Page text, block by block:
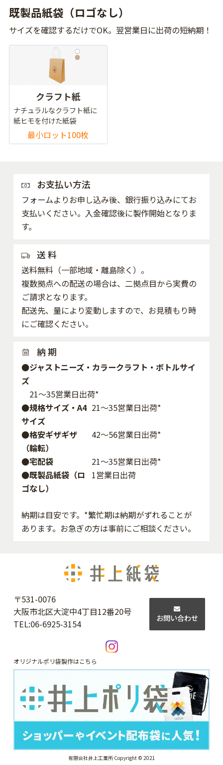
既製品紙袋（ロゴなし）
サイズを確認するだけでOK。翌営業日に出荷の短納期！
クラフト紙
ナチュラルなクラフト紙に
紙ヒモを付けた紙袋
最小ロット100枚
お支払い方法
フォームよりお申し込み後、銀行振り込みにてお
支払いください。入金確認後に製作開始となりま
す。
送 料
送料無料（一部地域・離島除く）。
複数拠点への配送の場合は、二拠点目から実費の
ご請求となります。
配送先、量により変動しますので、お見積もり時
にご確認ください。
納 期
●ジャストニーズ・カラークラフト・ボトルサイ
ズ
21～35営業日出荷*
●規格サイズ・A4
サイズ
21～35営業日出荷*
●格安ギザギザ
（輪転）
42〜56営業日出荷*
●宅配袋
21～35営業日出荷*
●既製品紙袋（ロ
ゴなし）
1営業日出荷
納期は目安です。*繁忙期は納期がずれることが
あります。お急ぎの方は事前にご相談ください。
〒531-0076
大阪市北区大淀中4丁目12番20号
TEL:06-6925-3154
お問い合わせ
オリジナルポリ袋製作はこちら
有限会社井上工業所 Copyright © 2021